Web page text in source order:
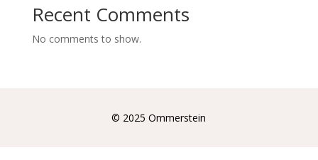
Recent Comments
No comments to show.
© 2025 Ommerstein